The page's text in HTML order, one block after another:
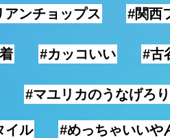
アンチョップス #関西
#カッコいい #古
#マユリカのうなげろり
イル #めっちゃいいや